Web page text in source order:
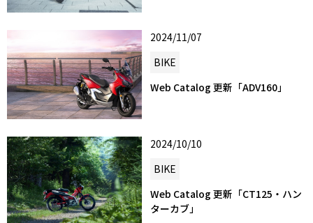
2024/11/07
BIKE
Web Catalog 更新「ADV160」
2024/10/10
BIKE
Web Catalog 更新「CT125・ハン
ターカブ」